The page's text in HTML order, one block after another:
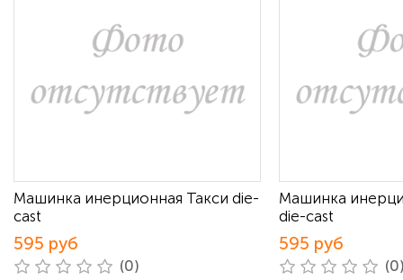
Машинка инерционная Такси die-
cast
595 руб
(0)
Машинка
die-cast
595 руб